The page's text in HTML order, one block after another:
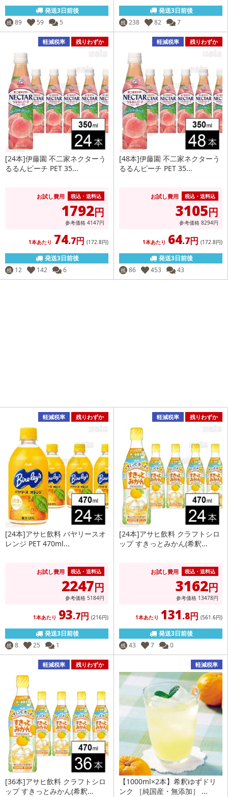
発送3日前後
残 89 59 5
発送3日前後
残 238 82 7
軽減税率 残りわずか
[24本]伊藤園 不二家ネクターう
るるんピーチ PET 35...
お試し費用 税込・送料込
1792円
参考価格 4147円
1本あたり 74.7円 (172.8円)
発送3日前後
残 12 142 6
軽減税率 残りわずか
[48本]伊藤園 不二家ネクターう
るるんピーチ PET 35...
お試し費用 税込・送料込
3105円
参考価格 8294円
1本あたり 64.7円 (172.8円)
発送3日前後
残 86 453 43
軽減税率 残りわずか
[24本]アサヒ飲料 バヤリースオ
レンジ PET 470ml...
お試し費用 税込・送料込
2247円
参考価格 5184円
1本あたり 93.7円 (216円)
発送3日前後
残 8 25 1
軽減税率 残りわずか
[24本]アサヒ飲料 クラフトシロ
ップ すきっとみかん(希釈...
お試し費用 税込・送料込
3162円
参考価格 13478円
1本あたり 131.8円 (561.6円)
発送3日前後
残 43 7 0
軽減税率 残りわずか
[36本]アサヒ飲料 クラフトシロ
ップ すきっとみかん(希釈...
軽減税率
【1000ml×2本】希釈ゆずドリ
ンク ［純国産・無添加］ ...